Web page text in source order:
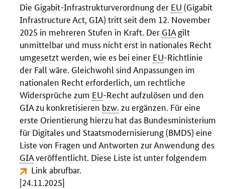
Die Gigabit-Infrastrukturverordnung der EU (Gigabit
Infrastructure Act, GIA) tritt seit dem 12. November
2025 in mehreren Stufen in Kraft. Der GIAgilt
unmittelbar und muss nicht erst in nationales Recht
umgesetzt werden, wie es bei einer EU-Richtlinie
der Fall wäre. Gleichwohl sind Anpassungen im
nationalen Recht erforderlich, um rechtliche
Widersprüche zum EU-Recht aufzulösen und den
GIA zu konkretisieren bzw. zu ergänzen. Für eine
erste Orientierung hierzu hat das Bundesministerium
für Digitales und Staatsmodernisierung (BMDS) eine
Liste von Fragen und Antworten zur Anwendung des
GIAveröffentlicht. Diese Liste ist unter folgendem
Link abrufbar.
[24.11.2025]